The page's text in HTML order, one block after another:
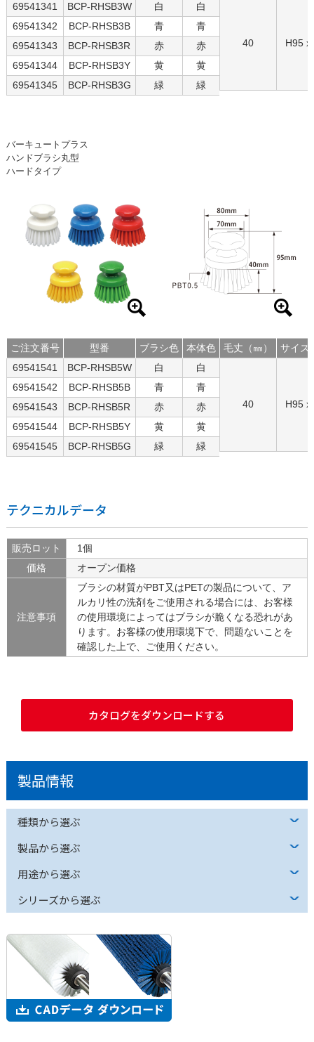
69541341
BCP-RHSB3W 白
白
69541342
BCP-RHSB3B 青
青
69541343
BCP-RHSB3R 赤
赤
69541344
BCP-RHSB3Y 黄
黄
69541345
BCP-RHSB3G 緑 緑
40 H95 x
バーキュートプラス
ハンドブラシ丸型
ハードタイプ
ご注文番号 型番 ブラシ色
本体色
69541541
BCP-RHSB5W 白
白
69541542
BCP-RHSB5B 青
青
69541543
BCP-RHSB5R 赤
赤
69541544
BCP-RHSB5Y 黄
黄
69541545
BCP-RHSB5G 緑 緑
毛丈（㎜） サイズ
40 H95 x
テクニカルデータ
販売ロット
1個
価格
オープン価格
注意事項
ブラシの材質がPBT又はPETの製品について、ア
ルカリ性の洗剤をご使用される場合には、お客様
の使用環境によってはブラシが脆くなる恐れがあ
ります。お客様の使用環境下で、問題ないことを
確認した上で、ご使用ください。
カタログをダウンロードする
製品情報
種類から選ぶ
製品から選ぶ
用途から選ぶ
シリーズから選ぶ